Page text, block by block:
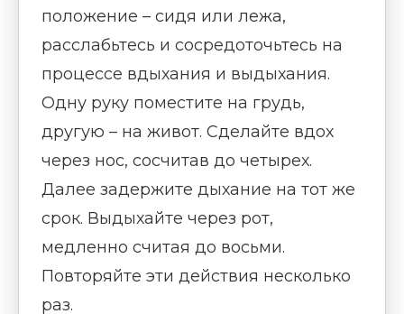
положение – сидя или лежа,
расслабьтесь и сосредоточьтесь на
процессе вдыхания и выдыхания.
Одну руку поместите на грудь,
другую – на живот. Сделайте вдох
через нос, сосчитав до четырех.
Далее задержите дыхание на тот же
срок. Выдыхайте через рот,
медленно считая до восьми.
Повторяйте эти действия несколько
раз.